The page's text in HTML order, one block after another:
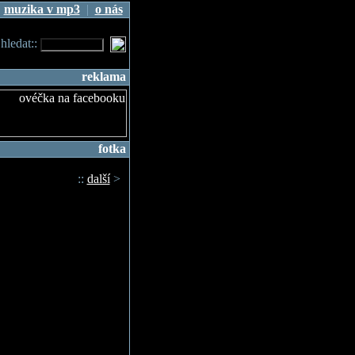
muzika v mp3| o nás
reklama
fotka
:: další>